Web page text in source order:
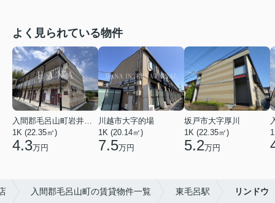
よく見られている物件
1K (22.35㎡)
4.3万円
川越市大字的場
1K (20.14㎡)
7.5万円
坂戸市大字厚川
1K (22.35㎡)
5.2万円
入間郡毛呂山町の賃貸物件一覧 東毛呂駅 リンドウ